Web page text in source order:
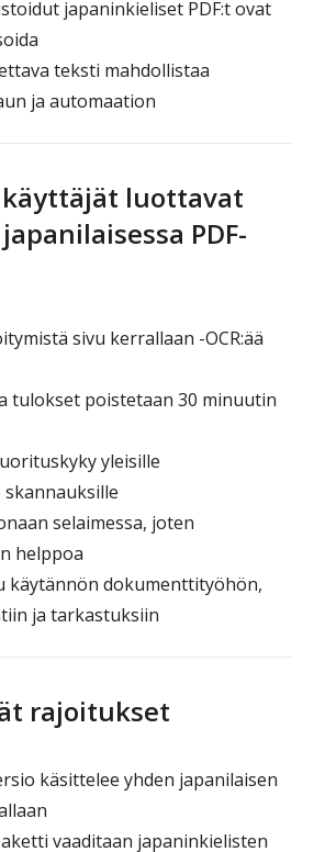
japaninkieliset PDF:t ovat
teksti mahdollistaa
ja automaation
luottavat
PDF-
sivu kerrallaan -OCR:ää
tulokset poistetaan 30 minuutin
yleisille
selaimessa, joten
helppoa
käytännön dokumenttityöhön,
ja tarkastuksiin
rajoitukset
käsittelee yhden japanilaisen
vaaditaan japaninkielisten